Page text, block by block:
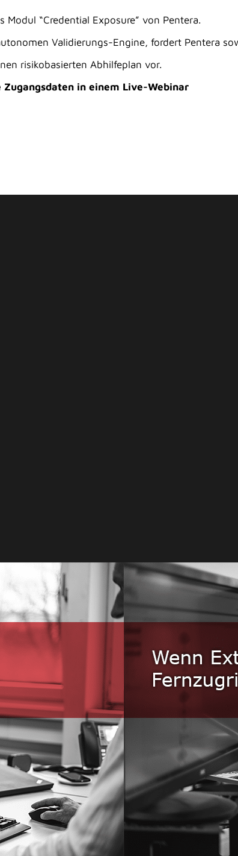
“Credential Exposure” von Pentera.
Validierungs-Engine, fordert Pentera
risikobasierten Abhilfeplan vor.
in einem Live-Webinar